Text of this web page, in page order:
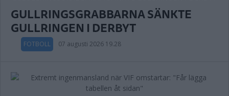
GULLRINGSGRABBARNA SÄNKTE
GULLRINGEN I DERBYT
FOTBOLL 07 augusti 2026 19.28